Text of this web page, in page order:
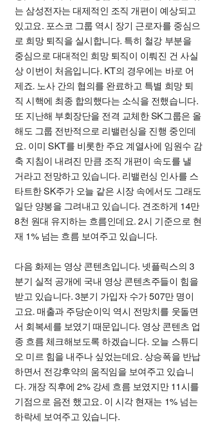
는 삼성전자는 대제적인 조직 개편이 예상되고
있고요. 포스코 그룹 역시 장기 근로자를 중심으
로 희망 퇴직을 실시합니다. 특히 철강 부분을
중심으로 대대적인 희망 퇴직이 이뤄진 건 사실
상 이번이 처음입니다. KT의 경우에는 바로 어
제죠. 노사 간의 협의를 완료하고 특별 희망 퇴
직 시핵에 최종 합의했다는 소식을 전했습니다.
또 지난해 부회장단을 전격 교체한 SK그룹은 올
해도 그룹 전반적으로 리밸런싱을 진행 중인데
요. 이미 SKT를 비롯한 주요 계열사에 임원수 감
축 지침이 내려진 만큼 조직 개편이 속도를 낼
거라고 전망하고 있습니다. 리밸런싱 인사를 스
타트한 SK주가 오늘 같은 시장 속에서도 그래도
일단 양봉을 그려내고 있습니다. 견조하게 14만
8천 원대 유지하는 흐름인데요. 2시 기준으로 현
재 1% 넘는 흐름 보여주고 있습니다.
다음 화제는 영상 콘텐츠입니다. 넷플릭스의 3
분기 실적 공개에 국내 영상 콘텐츠주들이 힘을
받고 있습니다. 3분기 가입자 수가 507만 명이
고요. 매출과 주당순이익 역시 전망치를 웃돌면
서 회복세를 보였기 때문입니다. 영상 콘텐츠 업
종 흐름 체크해보도록 하겠습니다. 오늘 스튜디
오 미르 힘을 내주나 싶었는데요. 상승폭을 반납
하면서 전강후약의 움직임을 보여주고 있습니
다. 개장 직후에 2% 강세 흐름 보였지만 11시를
기점으로 음전 했고요. 이 시각 현재는 1% 넘는
하락세 보여주고 있습니다.